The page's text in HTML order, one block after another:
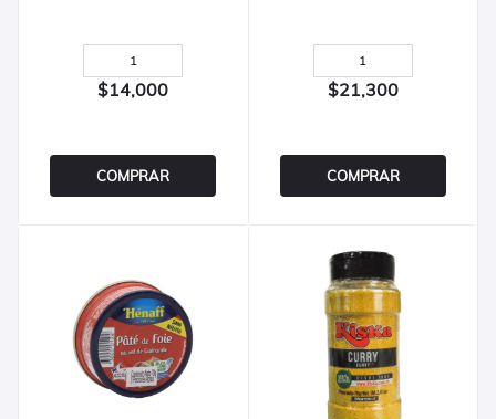
$14,000
COMPRAR
$21,300
COMPRAR